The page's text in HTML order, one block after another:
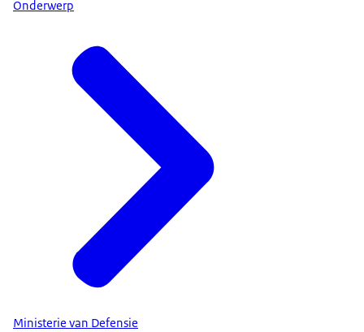
Onderwerp
Ministerie van Defensie